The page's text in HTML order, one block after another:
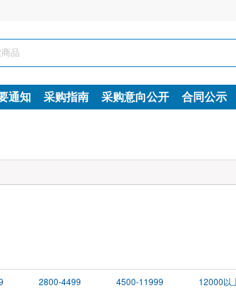
通知 采购指南 采购意向公开 合同公示
2800-4499 4500-11999 12000以